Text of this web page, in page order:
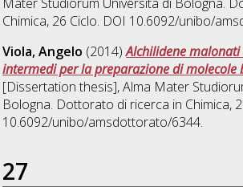
Chimica, 26 Ciclo. DOI 10.6092/unibo/
Viola, Angelo (2014)Alchilidene
intermedi per la preparazione di molecole
[Dissertation thesis], Alma Mater
Bologna. Dottorato di ricerca in Chimica,
10.6092/unibo/amsdottorato/6344.
27